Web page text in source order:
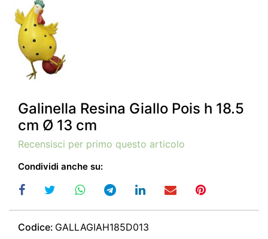
Galinella Resina Giallo Pois h 18.5
cm Ø 13 cm
Recensisci per primo questo articolo
Condividi anche su:
Codice: GALLAGIAH185D013